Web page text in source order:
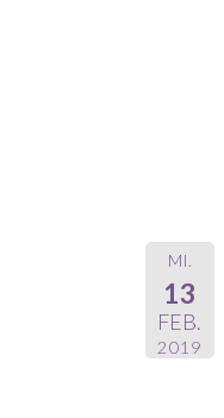
MI.
13
FEB.
2019